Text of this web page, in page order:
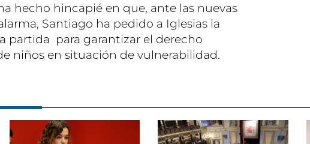
hecho hincapié en que, ante las nuevas
Santiago ha pedido a Iglesias la
partida para garantizar el derecho
niños en situación de vulnerabilidad.